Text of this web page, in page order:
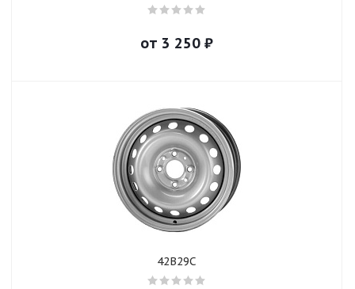
от 3 250 ₽
42В29С